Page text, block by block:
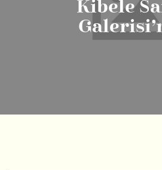
Kibele